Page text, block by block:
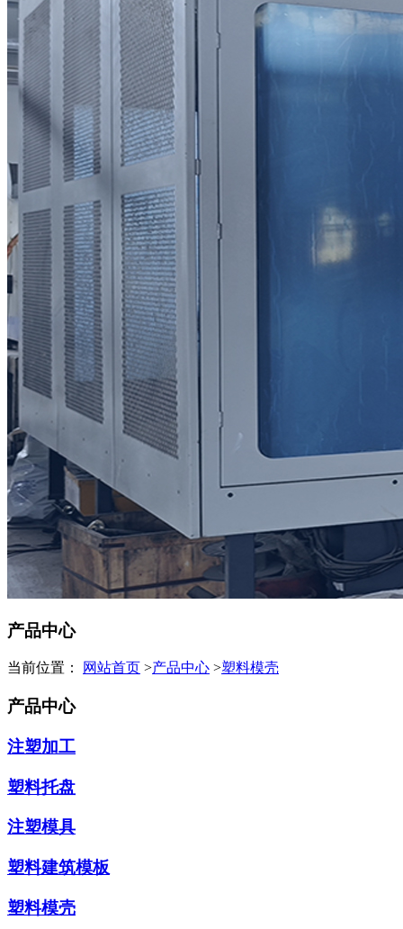
产品中心
当前位置： 网站首页 >产品中心 >塑料模壳
产品中心
注塑加工
塑料托盘
注塑模具
塑料建筑模板
塑料模壳